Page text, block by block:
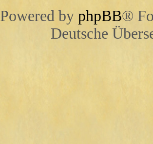
Powered by phpBB®
Deutsche